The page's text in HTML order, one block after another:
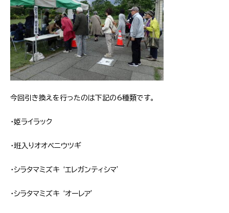
今回引き換えを行ったのは下記の6種類です。
・姫ライラック
・班入りオオベニウツギ
・シラタマミズキ ‘エレガンティシマ’
・シラタマミズキ ‘オーレア’